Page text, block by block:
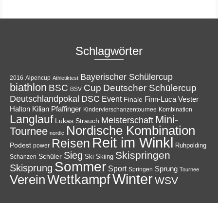
Schlagwörter
2016 Alpencup Athletiktest Bayerischer Schülercup
biathlon BSC BSV Cup Deutscher Schülercup
Deutschlandpokal DSC Event Finale Finn-Luca Vester
Halton Kilian Pfaffinger Kindervierschanzentournee Kombination
Langlauf Lukas Strauch Meisterschaft Mini-
Tournee nordic Nordische Kombination
Podest power Reisen Reit im Winkl Ruhpolding
Schanzen Schüler Sieg Ski Skiing Skispringen
Skisprung Sommer Sport Springen Sprung Tournee
VereinWettkampfWinterWSV